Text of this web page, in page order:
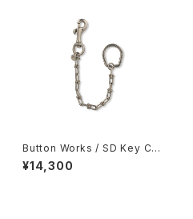
Button Works / SD Key Cha
in
¥14,300